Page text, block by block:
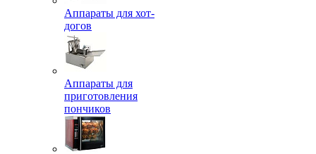
Аппараты для хот-
догов
Аппараты для
приготовления
пончиков